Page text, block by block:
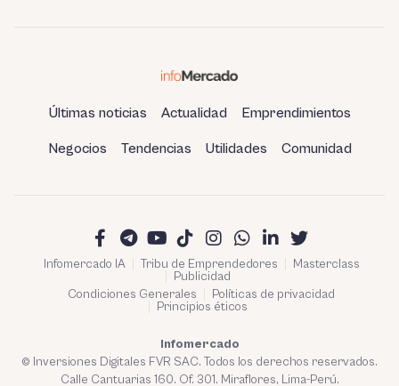
Últimas noticias Actualidad Emprendimientos
Negocios Tendencias Utilidades Comunidad
Infomercado IA Tribu de Emprendedores
Masterclass
Publicidad
Condiciones Generales
Políticas de privacidad
Principios éticos
Infomercado
© Inversiones Digitales FVR SAC. Todos los derechos reservados.
Calle Cantuarias 160. Of. 301. Miraflores, Lima-Perú.